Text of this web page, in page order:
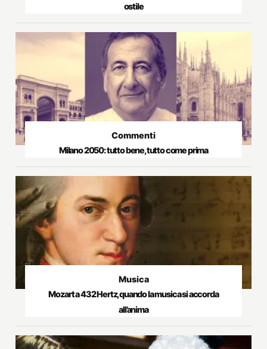
ostile
Commenti
Milano 2050: tutto bene, tutto come prima
Musica
Mozart a 432 Hertz, quando la musica si accorda
all’anima